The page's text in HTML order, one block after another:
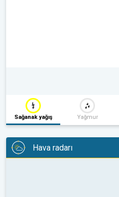
Sağanak yağış Yağmur
Hava radarı